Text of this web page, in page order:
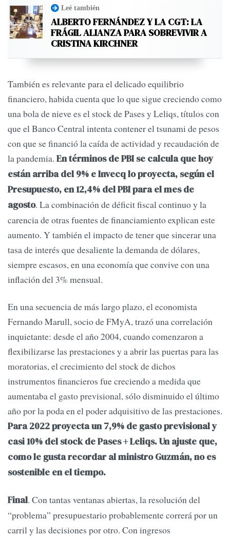
Leé también
ALBERTO FERNÁNDEZ Y LA CGT: LA
FRÁGIL ALIANZA PARA SOBREVIVIR A
CRISTINA KIRCHNER
También es relevante para el delicado equilibrio
financiero, habida cuenta que lo que sigue creciendo como
una bola de nieve es el stock de Pases y Leliqs, títulos con
que el Banco Central intenta contener el tsunami de pesos
con que se financió la caída de actividad y recaudación de
la pandemia. En términos de PBI se calcula que hoy
están arriba del 9% e Invecq lo proyecta, según el
Presupuesto, en 12,4% del PBI para el mes de
agosto. La combinación de déficit fiscal continuo y la
carencia de otras fuentes de financiamiento explican este
aumento. Y también el impacto de tener que sincerar una
tasa de interés que desaliente la demanda de dólares,
siempre escasos, en una economía que convive con una
inflación del 3% mensual.
En una secuencia de más largo plazo, el economista
Fernando Marull, socio de FMyA, trazó una correlación
inquietante: desde el año 2004, cuando comenzaron a
flexibilizarse las prestaciones y a abrir las puertas para las
moratorias, el crecimiento del stock de dichos
instrumentos financieros fue creciendo a medida que
aumentaba el gasto previsional, sólo disminuido el último
año por la poda en el poder adquisitivo de las prestaciones.
Para 2022 proyecta un 7,9% de gasto previsional y
casi 10% del stock de Pases + Leliqs. Un ajuste que,
como le gusta recordar al ministro Guzmán, no es
sostenible en el tiempo.
Final. Con tantas ventanas abiertas, la resolución del
“problema” presupuestario probablemente correrá por un
carril y las decisiones por otro. Con ingresos